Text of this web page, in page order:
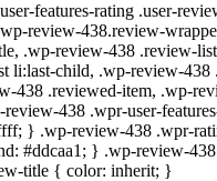
features-rating .user-
review-438.review-
.wp-review-438 .review-
li:last-child, .wp-review-438
438 .reviewed-item, .wp-
438 .wpr-user-
} .wp-review-438 .wpr-
#ddcaa1; } .wp-review-
title { color: inherit; }